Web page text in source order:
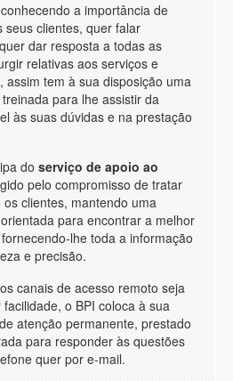
a importância de
clientes, quer falar
dar resposta a todas as
relativas aos serviços e
assim tem à sua disposição uma
para lhe assistir da
às suas dúvidas e na prestação
do serviço de apoio ao
pelo compromisso de tratar
clientes, mantendo uma
para encontrar a melhor
lhe toda a informação
e precisão.
canais de acesso remoto seja
o BPI coloca à sua
atenção permanente, prestado
para responder às questões
quer por e-mail.